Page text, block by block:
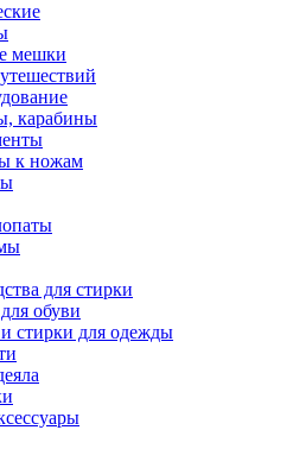
мешки
карабины
к ножам
для стирки
обуви
стирки для одежды